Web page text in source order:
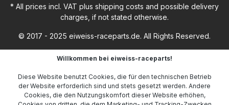
* All prices incl. VAT plus shipping costs and possible delivery
charges, if not stated otherwise.
© 2017 - 2025 eiweiss-raceparts.de. All Rights Reserved.
Willkommen bei eiweiss-raceparts!
Diese Website benutzt Cookies, die für den technischen Betrieb
der Website erforderlich sind und stets gesetzt werden. Andere
Cookies, die den Nutzungskomfort dieser Website erhöhen,